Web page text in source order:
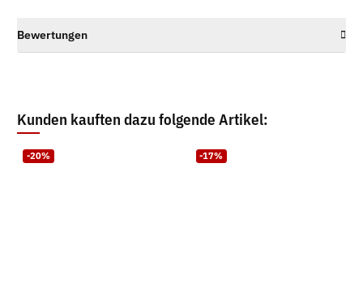
Bewertungen
Kunden kauften dazu folgende Artikel:
-20% -17%